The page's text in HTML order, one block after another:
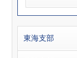
東海支部